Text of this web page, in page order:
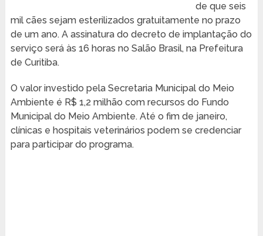
de que seis
mil cães sejam esterilizados gratuitamente no prazo
de um ano. A assinatura do decreto de implantação do
serviço será às 16 horas no Salão Brasil, na Prefeitura
de Curitiba.
O valor investido pela Secretaria Municipal do Meio
Ambiente é R$ 1,2 milhão com recursos do Fundo
Municipal do Meio Ambiente. Até o fim de janeiro,
clínicas e hospitais veterinários podem se credenciar
para participar do programa.